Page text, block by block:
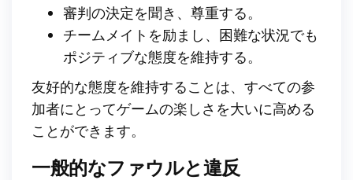
審判の決定を聞き、尊重する。
チームメイトを励まし、困難な状況でも
ポジティブな態度を維持する。
友好的な態度を維持することは、すべての参
加者にとってゲームの楽しさを大いに高める
ことができます。
一般的なファウルと違反